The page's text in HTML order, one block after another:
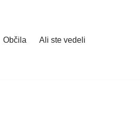
Občila Ali ste vedeli